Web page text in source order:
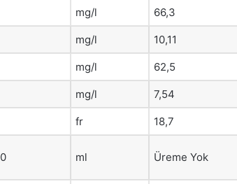
mg/l 66,3
mg/l 10,11
mg/l 62,5
mg/l 7,54
fr 18,7
ml Üreme Yok